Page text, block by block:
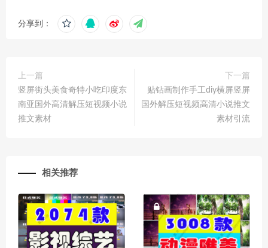
分享到：
上一篇
竖屏街头美食奇特小吃印度东
南亚国外高清解压短视频小说
推文素材
下一篇
贴钻画制作手工diy横屏竖屏
国外解压短视频高清小说推文
素材引流
相关推荐